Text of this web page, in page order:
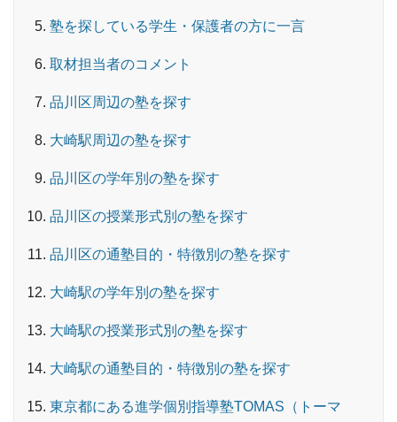
塾を探している学生・保護者の方に一言
取材担当者のコメント
品川区周辺の塾を探す
大崎駅周辺の塾を探す
品川区の学年別の塾を探す
品川区の授業形式別の塾を探す
品川区の通塾目的・特徴別の塾を探す
大崎駅の学年別の塾を探す
大崎駅の授業形式別の塾を探す
大崎駅の通塾目的・特徴別の塾を探す
東京都にある進学個別指導塾TOMAS（トーマ